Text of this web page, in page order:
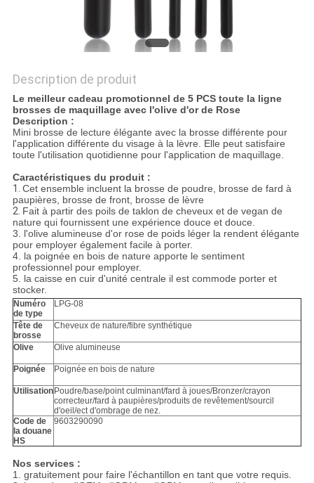
Description de produit
Le meilleur cadeau promotionnel de 5 PCS toute la ligne
brosses de maquillage avec l'olive d'or de Rose
Description :
Mini brosse de lecture élégante avec la brosse différente pour
l'application différente du visage à la lèvre. Elle peut satisfaire
toute l'utilisation quotidienne pour l'application de maquillage.
Caractéristiques du produit :
1. Cet ensemble incluent la brosse de poudre, brosse de fard à
paupières, brosse de front, brosse de lèvre
2. Fait à partir des poils de taklon de cheveux et de vegan de
nature qui fournissent une expérience douce et douce.
3. l'olive alumineuse d'or rose de poids léger la rendent élégante
pour employer également facile à porter.
4. la poignée en bois de nature apporte le sentiment
professionnel pour employer.
5. la caisse en cuir d'unité centrale il est commode porter et
stocker.
Numéro
de type
LPG-08
Tête de
brosse
Cheveux de nature/fibre synthétique
Olive Olive alumineuse
Poignée Poignée en bois de nature
Utilisation Poudre/base/point culminant/fard à joues/Bronzer/crayon
correcteur/fard à paupières/produits de revêtement/sourcil
d'oeil/ect d'ombrage de nez.
Code de
la douane
HS
9603290090
Nos services :
1. gratuitement pour faire l'échantillon en tant que votre requis.